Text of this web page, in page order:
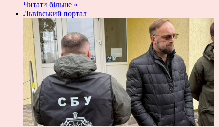
Читати більше »
Львівський портал